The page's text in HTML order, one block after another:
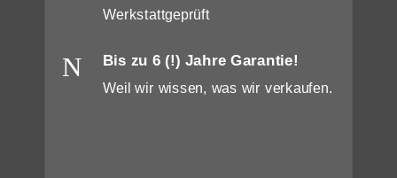
Werkstattgeprüft
N Bis zu 6 (!) Jahre Garantie!
Weil wir wissen, was wir verkaufen.